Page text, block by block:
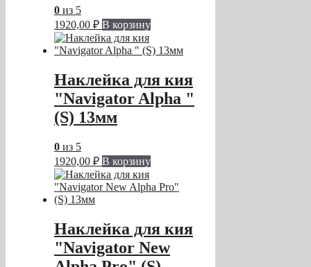
0 из 5
1920,00 ₽ В корзину
Наклейка для кия
"Navigator Alpha "
(S) 13мм
0 из 5
1920,00 ₽ В корзину
Наклейка для кия
"Navigator New